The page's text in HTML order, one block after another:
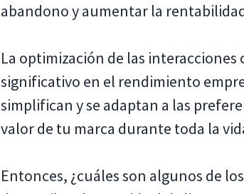
abandono y aumentar la
La optimización de las
significativo en el rendimiento
simplifican y se adaptan a las
valor de tu marca durante toda la
Entonces, ¿cuáles son algunos de